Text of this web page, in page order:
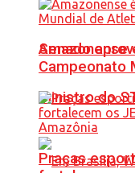
Senado
ministro do
Amazonense
Campeonato
Praças